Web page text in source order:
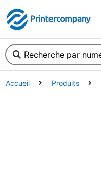
Accueil Produits